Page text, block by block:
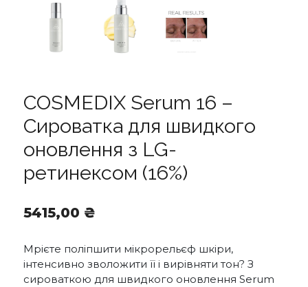
COSMEDIX Serum 16 –
Сироватка для швидкого
оновлення з LG-
ретинексом (16%)
5415,00 ₴
Мрієте поліпшити мікрорельєф шкіри,
інтенсивно зволожити її і вирівняти тон? З
сироваткою для швидкого оновлення Serum